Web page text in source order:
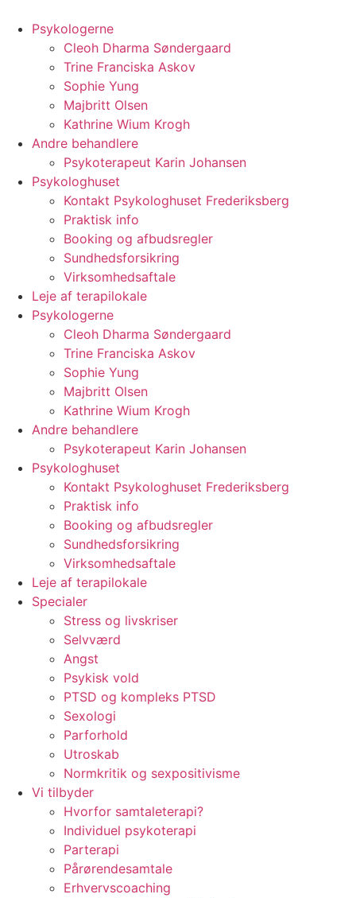
Psykologerne
Cleoh Dharma Søndergaard
Trine Franciska Askov
Sophie Yung
Majbritt Olsen
Kathrine Wium Krogh
Andre behandlere
Psykoterapeut Karin Johansen
Psykologhuset
Kontakt Psykologhuset Frederiksberg
Praktisk info
Booking og afbudsregler
Sundhedsforsikring
Virksomhedsaftale
Leje af terapilokale
Psykologerne
Cleoh Dharma Søndergaard
Trine Franciska Askov
Sophie Yung
Majbritt Olsen
Kathrine Wium Krogh
Andre behandlere
Psykoterapeut Karin Johansen
Psykologhuset
Kontakt Psykologhuset Frederiksberg
Praktisk info
Booking og afbudsregler
Sundhedsforsikring
Virksomhedsaftale
Leje af terapilokale
Specialer
Stress og livskriser
Selvværd
Angst
Psykisk vold
PTSD og kompleks PTSD
Sexologi
Parforhold
Utroskab
Normkritik og sexpositivisme
Vi tilbyder
Hvorfor samtaleterapi?
Individuel psykoterapi
Parterapi
Pårørendesamtale
Erhvervscoaching